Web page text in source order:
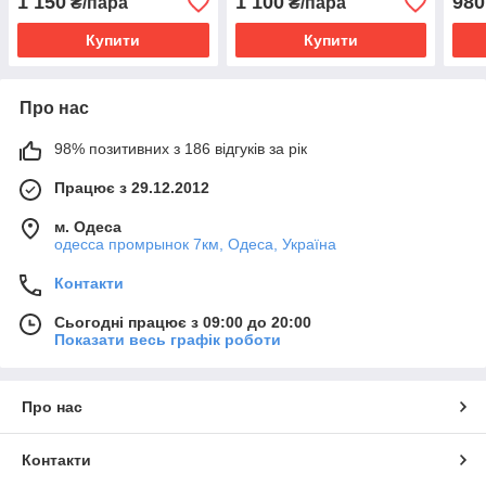
Купити Купити
Про нас
98% позитивних з 186 відгуків за рік
Працює з 29.12.2012
м. Одеса
одесса промрынок 7км, Одеса, Україна
Контакти
Сьогодні працює з 09:00 до 20:00
Показати весь графік роботи
Про нас
Контакти